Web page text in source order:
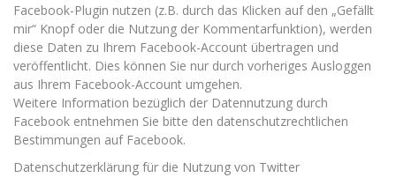
Facebook-Plugin nutzen (z.B. durch das Klicken auf den „Gefällt
mir“ Knopf oder die Nutzung der Kommentarfunktion), werden
diese Daten zu Ihrem Facebook-Account übertragen und
veröffentlicht. Dies können Sie nur durch vorheriges Ausloggen
aus Ihrem Facebook-Account umgehen.
Weitere Information bezüglich der Datennutzung durch
Facebook entnehmen Sie bitte den datenschutzrechtlichen
Bestimmungen auf Facebook.
Datenschutzerklärung für die Nutzung von Twitter